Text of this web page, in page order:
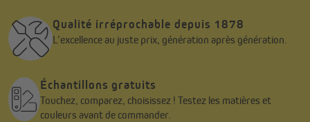
Qualité irréprochable depuis 1878
L’excellence au juste prix, génération après génération.
Échantillons gratuits
Touchez, comparez, choisissez ! Testez les matières et
couleurs avant de commander.